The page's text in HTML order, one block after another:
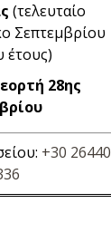
(τελευταίο
Σεπτεμβρίου
έτους)
28ης
+30 26440